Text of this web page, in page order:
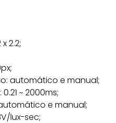
2.2;
automático e manual;
~ 2000ms;
e manual;
lux-sec;